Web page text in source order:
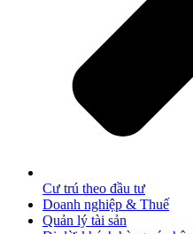
Cư trú theo đầu tư
Doanh nghiệp & Thuế
Quản lý tài sản